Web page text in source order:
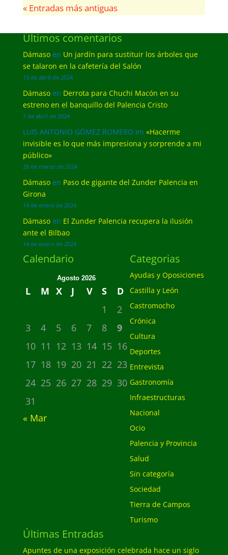
« Entradas más antiguas
Últimos comentarios
Dámasoen Un jardín para sustituir los árboles que
se talaron en la cafetería del Salón
13 de abril de 2024
Dámasoen Derrota para Chuchi Macón en su
estreno en el banquillo del Palencia Cristo
7 de abril de 2024
LUIS ANTONIO GÓMEZ ROMERO en «Hacerme
invisible es lo que más impresiona y sorprende a mi
público»
20 de marzo de 2024
Dámasoen Paso de gigante del Zunder Palencia en
Girona
14 de enero de 2024
Dámasoen El Zunder Palencia recupera la ilusión
ante el Bilbao
14 de enero de 2024
Calendario
Agosto 2026
L M X J V S
D
1
2
3
4 5 6 7 8
9
10 11 12 13 14 15 16
17 18 19 20 21 22 23
24 25 26 27 28 29 30
31
« Mar
Categorias
Ayudas y Oposiciones
Castilla y León
Castromocho
Crónica
Cultura
Deportes
Entrevista
Gastronomía
Infraestructuras
Nacional
Ocio
Palencia y Provincia
Salud
Sin categoría
Sociedad
Tierra de Campos
Turismo
Últimas Entradas
Apuntes de una exposición celebrada hace un siglo